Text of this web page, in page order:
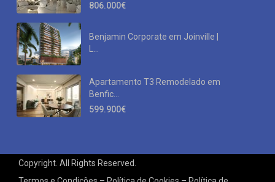
806.000€
Benjamin Corporate em Joinville |
L...
Apartamento T3 Remodelado em
Benfic...
599.900€
Copyright. All Rights Reserved.